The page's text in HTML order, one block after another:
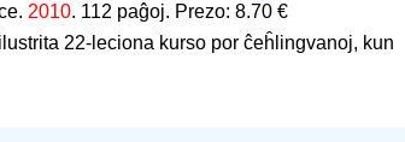
2010. 112 paĝoj. Prezo: 8.70 €
22-leciona kurso por ĉeĥlingvanoj, kun